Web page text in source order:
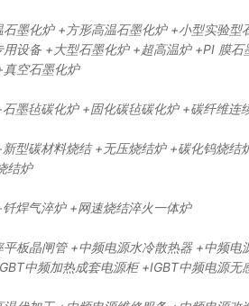
石墨化炉 +方形高温石墨化炉 +小型实验型
用设备 +大型石墨化炉 +超高温炉 +PI 膜石
真空石墨化炉
石墨毡碳化炉 +固化碳毡碳化炉 +碳纤维连
新型碳材料烧结+无压烧结炉 +碳化钨烧结
结炉
钎焊气淬炉 +网速烧结淬火一体炉
平板晶闸管+中频电源水冷散热器 +中频电
中频加热成套电源柜+IGBT中频电源无